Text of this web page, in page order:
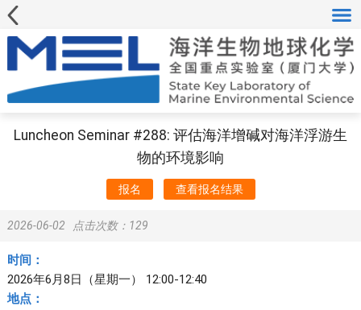
Luncheon Seminar #288: 评估海洋增碱对海洋浮游生
物的环境影响
报名 查看报名结果
2026-06-02 点击次数： 129
时间：
2026年6月8日（星期一） 12:00-12:40
地点：